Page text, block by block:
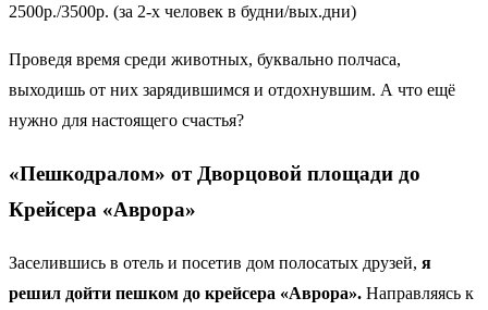
2500р./3500р. (за 2-х человек в будни/вых.дни)
Проведя время среди животных, буквально полчаса,
выходишь от них зарядившимся и отдохнувшим. А что ещё
нужно для настоящего счастья?
«Пешкодралом» от Дворцовой площади до
Крейсера «Аврора»
Заселившись в отель и посетив дом полосатых друзей, я
решил дойти пешком до крейсера «Аврора». Направляясь к